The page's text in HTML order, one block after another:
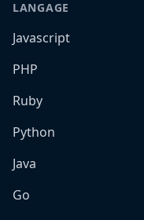
LANGAGE
Javascript
PHP
Ruby
Python
Java
Go